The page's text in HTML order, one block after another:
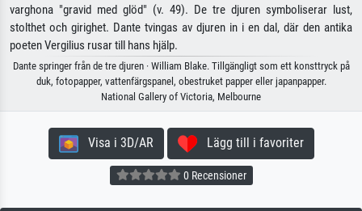
varghona "gravid med glöd" (v. 49). De tre djuren symboliserar lust,
stolthet och girighet. Dante tvingas av djuren in i en dal, där den antika
poeten Vergilius rusar till hans hjälp.
Dante springer från de tre djuren · William Blake. Tillgängligt som ett konsttryck på
duk, fotopapper, vattenfärgspanel, obestruket papper eller japanpapper.
National Gallery of Victoria, Melbourne
Visa i 3D/AR Lägg till i favoriter
0 Recensioner